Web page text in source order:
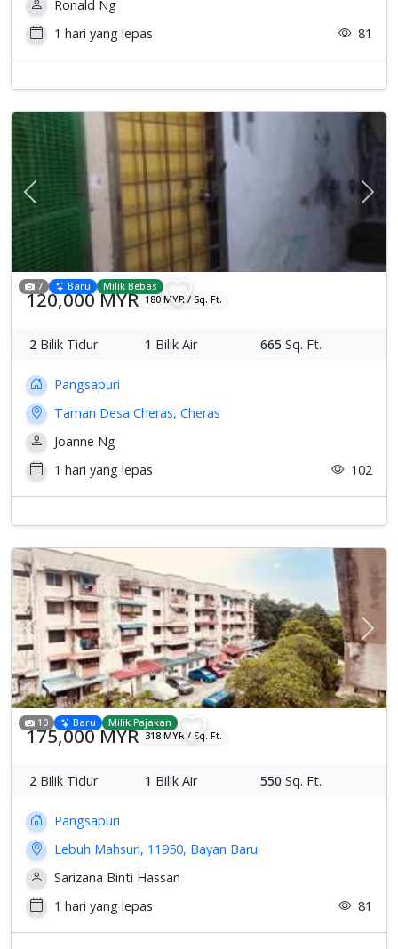
Ronald Ng
1 hari yang lepas
81
Previous
7 Baru Milik Bebas
120,000 MYR 180 MYR / Sq. Ft.
2 Bilik Tidur 1 Bilik Air 665 Sq. Ft.
Pangsapuri
Taman Desa Cheras, Cheras
Joanne Ng
1 hari yang lepas
102
Previous
10 Baru Milik Pajakan
175,000 MYR 318 MYR / Sq. Ft.
2 Bilik Tidur 1 Bilik Air 550 Sq. Ft.
Pangsapuri
Lebuh Mahsuri, 11950, Bayan Baru
Sarizana Binti Hassan
1 hari yang lepas
81